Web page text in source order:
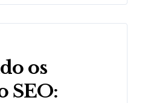
os
SEO: